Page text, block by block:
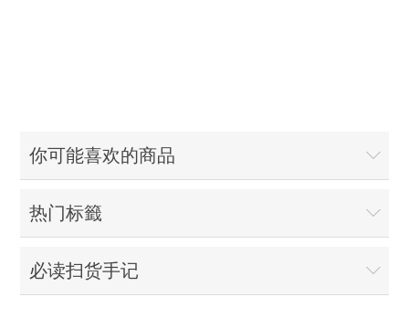
你可能喜欢的商品
热门标籤
必读扫货手记